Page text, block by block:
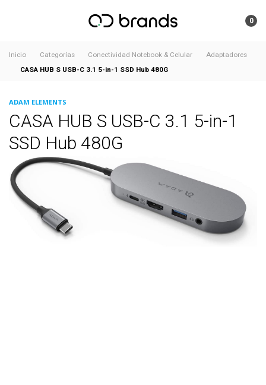
0
Inicio Categorías Conectividad Notebook & Celular
Adaptadores
CASA HUB S USB-C 3.1 5-in-1 SSD Hub 480G
ADAM ELEMENTS
CASA HUB S USB-C 3.1 5-in-1
SSD Hub 480G